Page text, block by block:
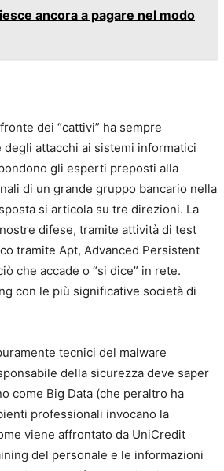
ancora a pagare nel modo
dei “cattivi” ha sempre
attacchi ai sistemi informatici
gli esperti preposti alla
di un grande gruppo bancario nella
si articola su tre direzioni. La
difese, tramite attività di test
tramite Apt, Advanced Persistent
che accade o “si dice” in rete.
con le più significative società di
tecnici del malware
della sicurezza deve saper
come Big Data (che peraltro ha
professionali invocano la
viene affrontato da UniCredit
del personale e le informazioni